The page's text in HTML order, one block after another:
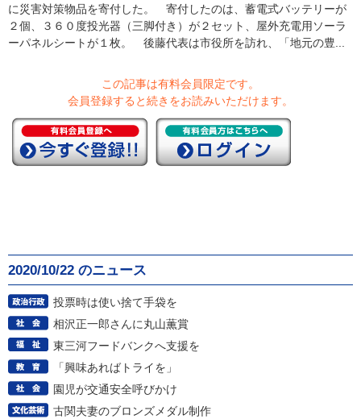
に災害対策物品を寄付した。 寄付したのは、蓄電式バッテリーが
２個、３６０度投光器（三脚付き）が２セット、屋外充電用ソーラ
ーパネルシートが１枚。 後藤代表は市役所を訪れ、「地元の豊...
この記事は有料会員限定です。
会員登録すると続きをお読みいただけます。
2020/10/22 のニュース
投票時は使い捨て手袋を
相沢正一郎さんに丸山薫賞
東三河フードバンクへ支援を
「興味あればトライを」
園児が交通安全呼びかけ
古関夫妻のブロンズメダル制作